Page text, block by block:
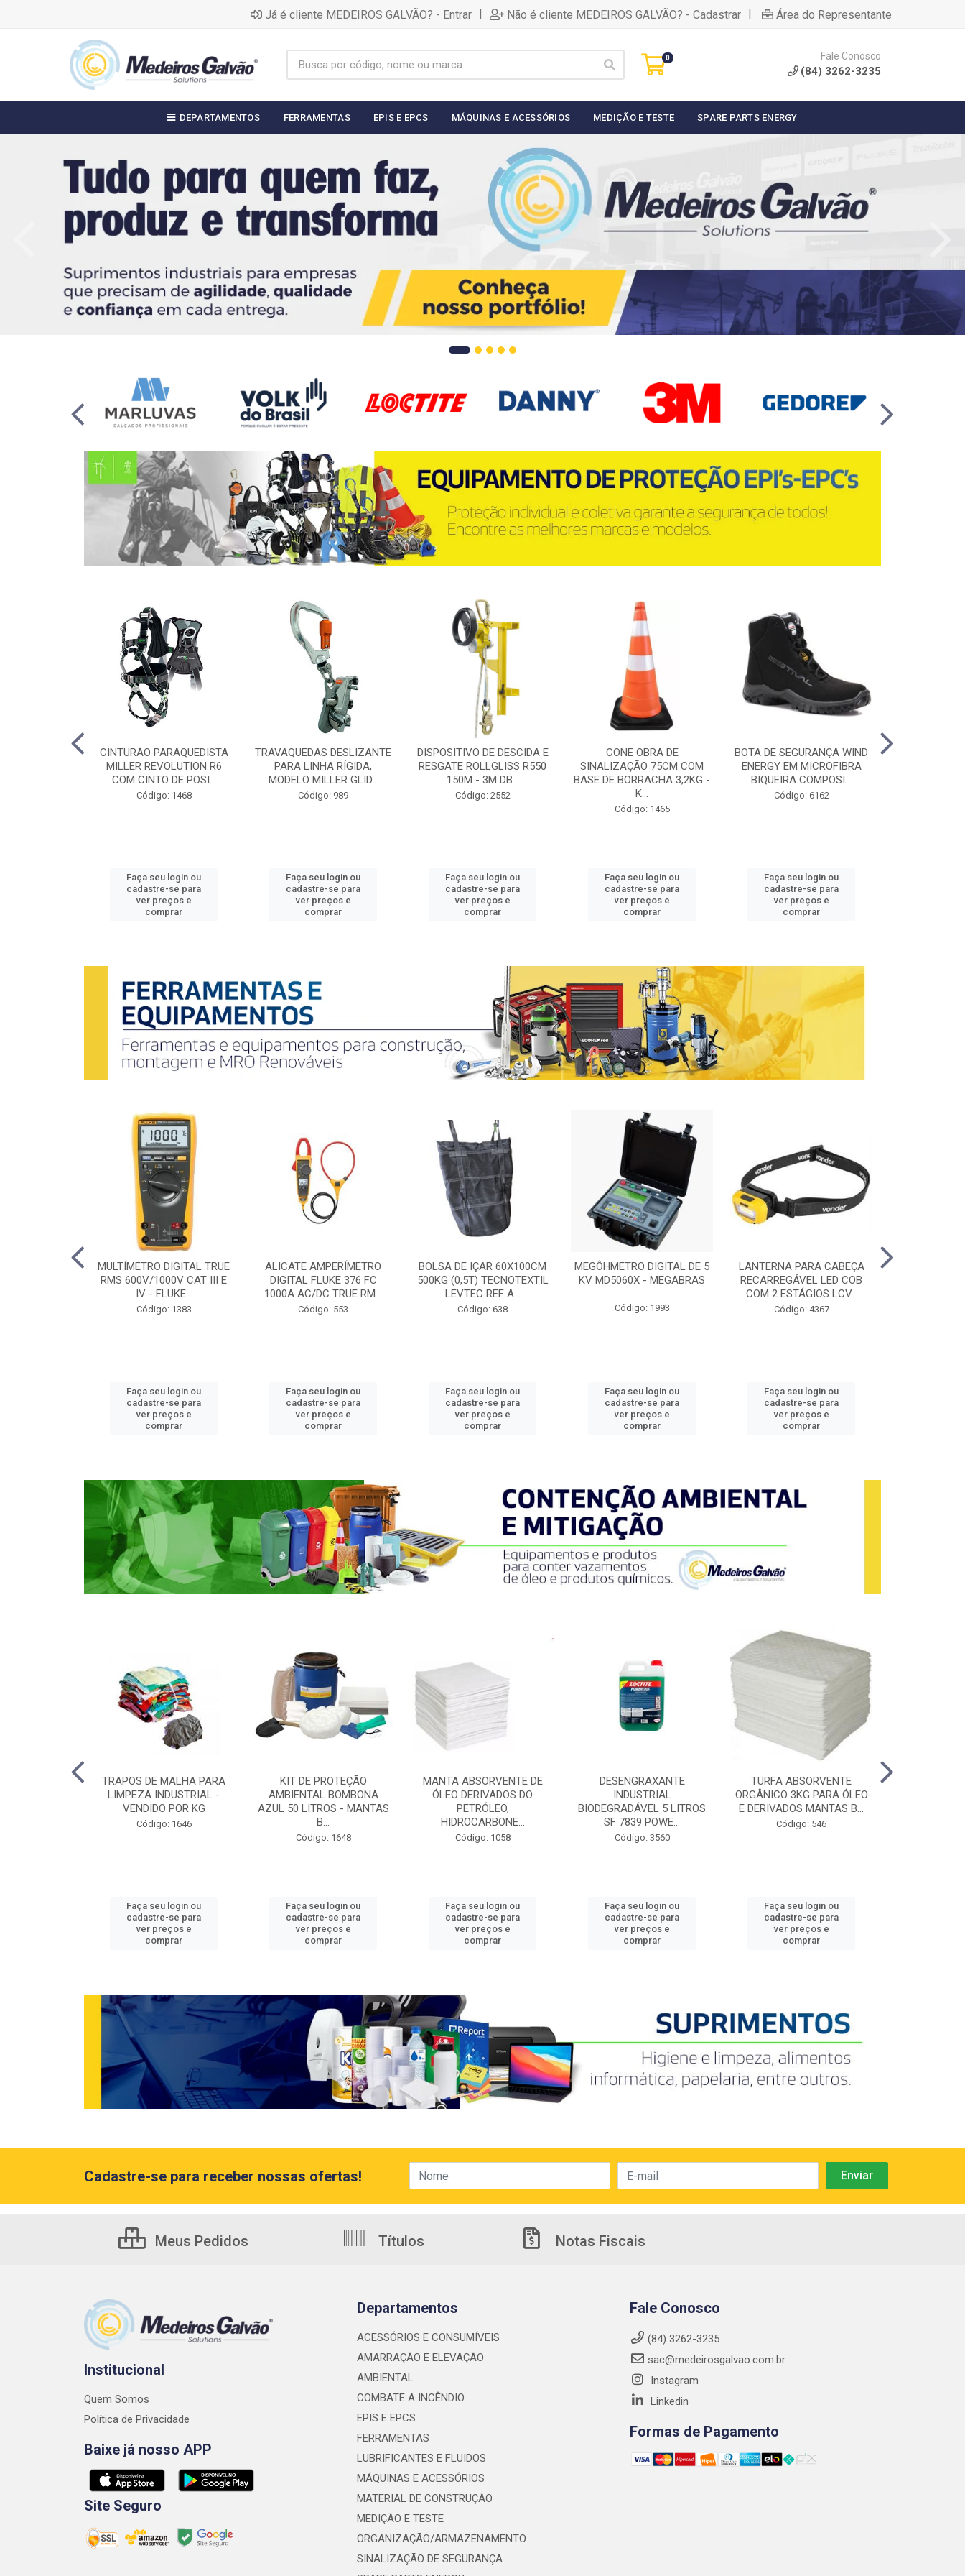
Já é cliente MEDEIROS GALVÃO? - Entrar | Não é cliente MEDEIROS GALVÃO? - Cadastrar | Área do Representante
0 Fale Conosco
(84) 3262-3235
DEPARTAMENTOS FERRAMENTAS EPIS E EPCS MÁQUINAS E ACESSÓRIOS MEDIÇÃO E TESTE SPARE PARTS ENERGY
CINTURÃO PARAQUEDISTA
MILLER REVOLUTION R6
COM CINTO DE POSI...
Código: 1468
Faça seu login ou
cadastre-se para
ver preços e
comprar
TRAVAQUEDAS DESLIZANTE
PARA LINHA RÍGIDA,
MODELO MILLER GLID...
Código: 989
Faça seu login ou
cadastre-se para
ver preços e
comprar
DISPOSITIVO DE DESCIDA E
RESGATE ROLLGLISS R550
150M - 3M DB...
Código: 2552
Faça seu login ou
cadastre-se para
ver preços e
comprar
CONE OBRA DE
SINALIZAÇÃO 75CM COM
BASE DE BORRACHA 3,2KG -
K...
Código: 1465
Faça seu login ou
cadastre-se para
ver preços e
comprar
BOTA DE SEGURANÇA WIND
ENERGY EM MICROFIBRA
BIQUEIRA COMPOSI...
Código: 6162
Faça seu login ou
cadastre-se para
ver preços e
comprar
MULTÍMETRO DIGITAL TRUE
RMS 600V/1000V CAT III E
IV - FLUKE...
Código: 1383
Faça seu login ou
cadastre-se para
ver preços e
comprar
ALICATE AMPERÍMETRO
DIGITAL FLUKE 376 FC
1000A AC/DC TRUE RM...
Código: 553
Faça seu login ou
cadastre-se para
ver preços e
comprar
BOLSA DE IÇAR 60X100CM
500KG (0,5T) TECNOTEXTIL
LEVTEC REF A...
Código: 638
Faça seu login ou
cadastre-se para
ver preços e
comprar
MEGÔHMETRO DIGITAL DE 5
KV MD5060X - MEGABRAS
Código: 1993
Faça seu login ou
cadastre-se para
ver preços e
comprar
LANTERNA PARA CABEÇA
RECARREGÁVEL LED COB
COM 2 ESTÁGIOS LCV...
Código: 4367
Faça seu login ou
cadastre-se para
ver preços e
comprar
TRAPOS DE MALHA PARA
LIMPEZA INDUSTRIAL -
VENDIDO POR KG
Código: 1646
Faça seu login ou
cadastre-se para
ver preços e
comprar
KIT DE PROTEÇÃO
AMBIENTAL BOMBONA
AZUL 50 LITROS - MANTAS
B...
Código: 1648
Faça seu login ou
cadastre-se para
ver preços e
comprar
MANTA ABSORVENTE DE
ÓLEO DERIVADOS DO
PETRÓLEO,
HIDROCARBONE...
Código: 1058
Faça seu login ou
cadastre-se para
ver preços e
comprar
DESENGRAXANTE
INDUSTRIAL
BIODEGRADÁVEL 5 LITROS
SF 7839 POWE...
Código: 3560
Faça seu login ou
cadastre-se para
ver preços e
comprar
TURFA ABSORVENTE
ORGÂNICO 3KG PARA ÓLEO
E DERIVADOS MANTAS B...
Código: 546
Faça seu login ou
cadastre-se para
ver preços e
comprar
Cadastre-se para receber nossas ofertas!
Meus Pedidos Títulos Notas Fiscais
Institucional
Quem Somos
Política de Privacidade
Baixe já nosso APP
Site Seguro
Departamentos
ACESSÓRIOS E CONSUMÍVEIS
AMARRAÇÃO E ELEVAÇÃO
AMBIENTAL
COMBATE A INCÊNDIO
EPIS E EPCS
FERRAMENTAS
LUBRIFICANTES E FLUIDOS
MÁQUINAS E ACESSÓRIOS
MATERIAL DE CONSTRUÇÃO
MEDIÇÃO E TESTE
ORGANIZAÇÃO/ARMAZENAMENTO
SINALIZAÇÃO DE SEGURANÇA
Fale Conosco
(84) 3262-3235
sac@medeirosgalvao.com.br
Instagram
Linkedin
Formas de Pagamento